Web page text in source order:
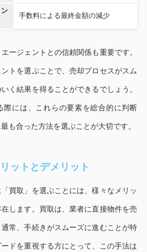
手数料による最終金額の減少
ージェントとの信頼関係も重要です。
トを選ぶことで、売却プロセスがスム
く結果を得ることができるでしょう。
際には、これらの要素を総合的に判断
も合った方法を選ぶことが大切です。
ットとデメリット
買取」を選ぶことには、様々なメリッ
在します。買取は、業者に直接物件を売
常、手続きがスムーズに進むことが特
ドを重視する方にとって、この手法は